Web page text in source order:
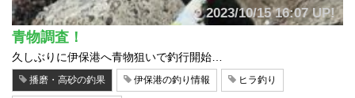
2023/10/15 16:07 UP!
青物調査！
久しぶりに伊保港へ青物狙いで釣行開始…
播磨・高砂の釣果 伊保港の釣り情報 ヒラ釣り